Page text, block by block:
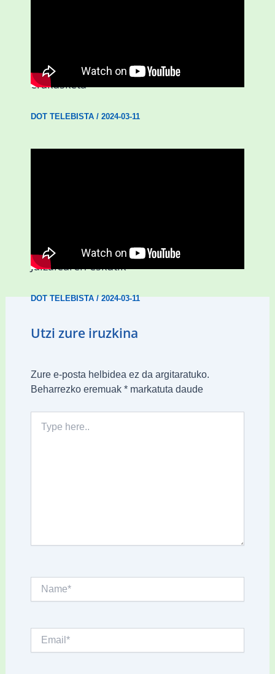
D3.0| ‘Emakumeak Aberria eginez’
erakusketa
DOT TELEBISTA/ 2024-03-11
D3.0| Hiruzulo Folk jaialdia
Jaizalearen eskutik
DOT TELEBISTA/2024-03-11
Utzi zure iruzkina
Zure e-posta helbidea ez da argitaratuko.
Beharrezko eremuak *markatuta daude
here..